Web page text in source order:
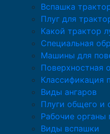
Вспашка
Плуг для
Какой трактор
Специальная
Машины для
Поверхностная
Классификация
Виды ангаров
Плуги общего и
Рабочие органы
Виды вспашки